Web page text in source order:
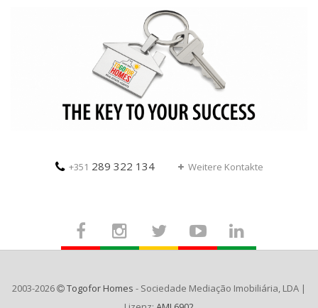
+351 289 322 134 Weitere Kontakte
2003-2026 Togofor Homes - Sociedade Mediação Imobiliária, LDA |